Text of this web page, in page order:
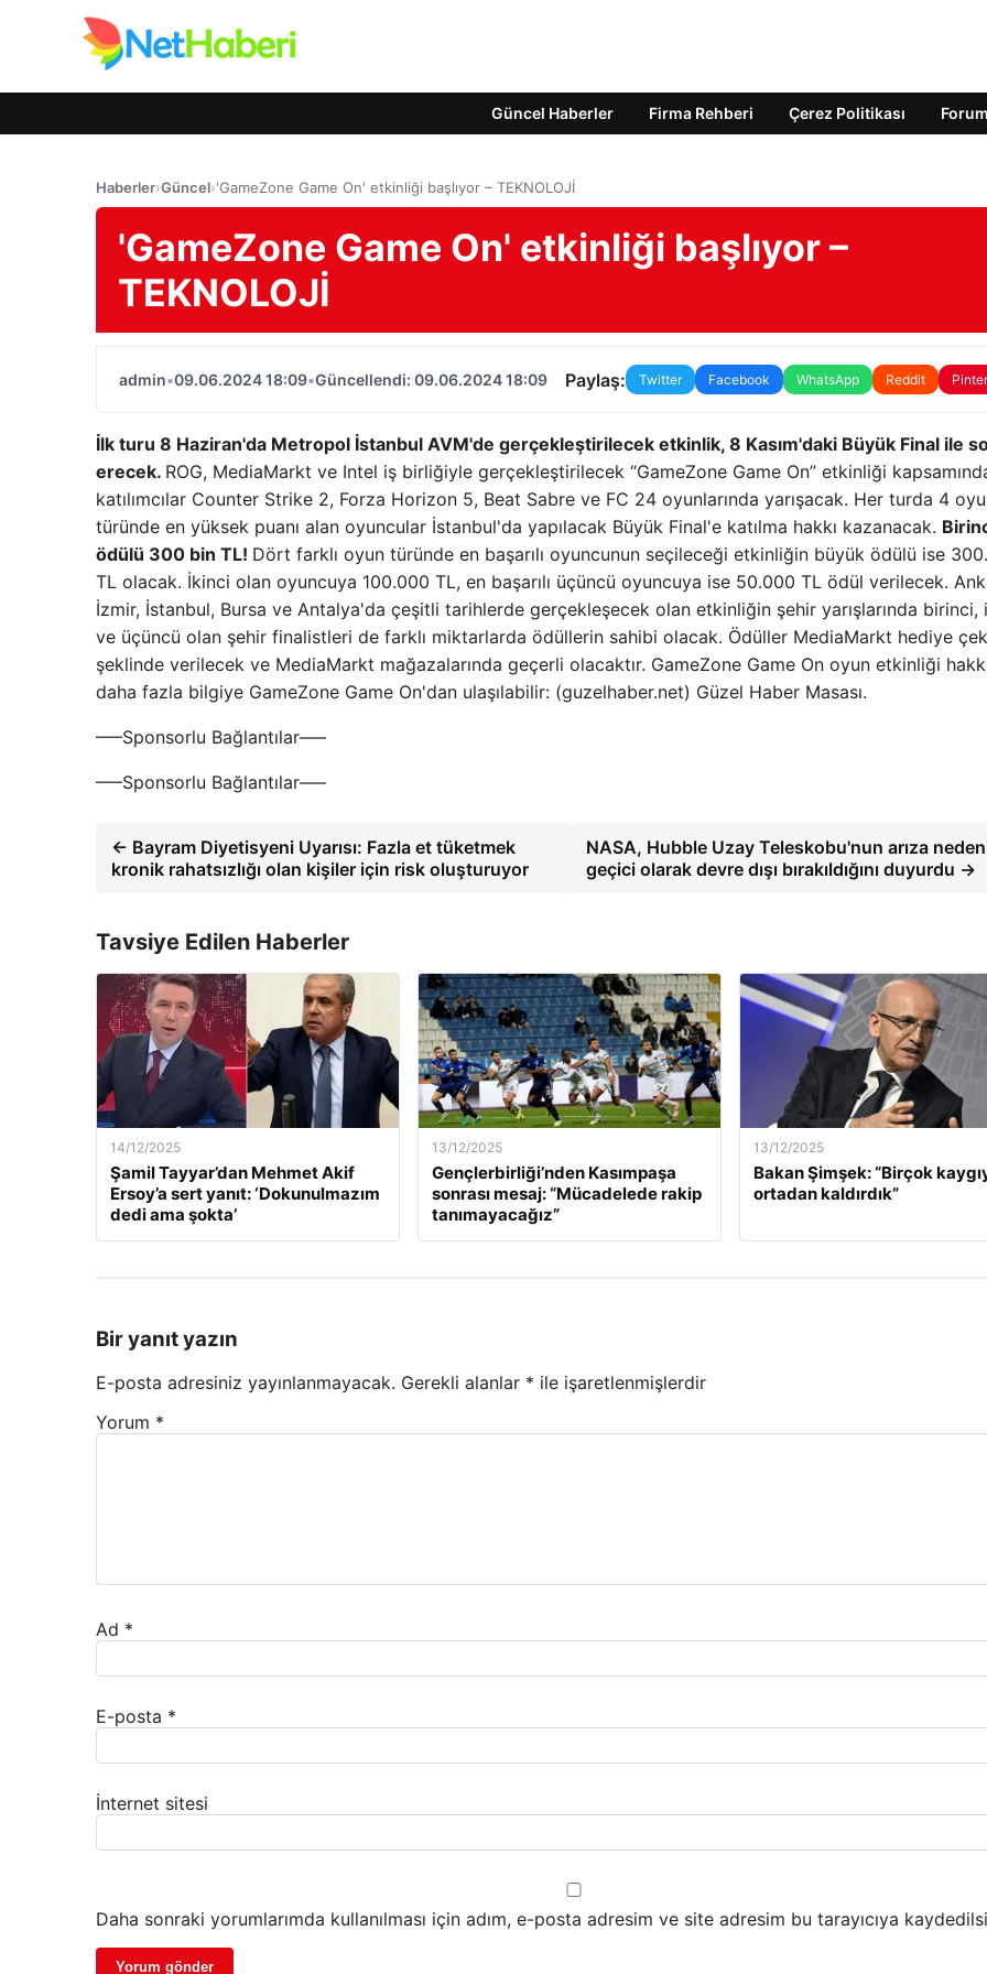
Güncel Haberler Firma Rehberi Çerez Politikası Forum
Haberler›Güncel›'GameZone Game On' etkinliği başlıyor – TEKNOLOJİ
'GameZone Game On' etkinliği başlıyor –
TEKNOLOJİ
admin•09.06.2024 18:09•Güncellendi: 09.06.2024 18:09 Paylaş: Twitter Facebook WhatsApp Reddit
İlk turu 8 Haziran'da Metropol İstanbul AVM'de gerçekleştirilecek etkinlik, 8 Kasım'daki Büyük Final ile
erecek. ROG, MediaMarkt ve Intel iş birliğiyle gerçekleştirilecek “GameZone Game On” etkinliği
katılımcılar Counter Strike 2, Forza Horizon 5, Beat Sabre ve FC 24 oyunlarında yarışacak. Her turda 4
türünde en yüksek puanı alan oyuncular İstanbul'da yapılacak Büyük Final'e katılma hakkı kazanacak.
ödülü 300 bin TL! Dört farklı oyun türünde en başarılı oyuncunun seçileceği etkinliğin büyük ödülü ise
TL olacak. İkinci olan oyuncuya 100.000 TL, en başarılı üçüncü oyuncuya ise 50.000 TL ödül verilecek.
İzmir, İstanbul, Bursa ve Antalya'da çeşitli tarihlerde gerçekleşecek olan etkinliğin şehir yarışlarında birinci,
ve üçüncü olan şehir finalistleri de farklı miktarlarda ödüllerin sahibi olacak. Ödüller MediaMarkt hediye
şeklinde verilecek ve MediaMarkt mağazalarında geçerli olacaktır. GameZone Game On oyun etkinliği
daha fazla bilgiye GameZone Game On'dan ulaşılabilir: (guzelhaber.net) Güzel Haber Masası.
—–Sponsorlu Bağlantılar—–
—–Sponsorlu Bağlantılar—–
← Bayram Diyetisyeni Uyarısı: Fazla et tüketmek
kronik rahatsızlığı olan kişiler için risk oluşturuyor
NASA, Hubble Uzay Teleskobu'nun arıza
geçici olarak devre dışı bırakıldığını duyurdu →
Tavsiye Edilen Haberler
14/12/2025
Şamil Tayyar’dan Mehmet Akif
Ersoy’a sert yanıt: ‘Dokunulmazım
dedi ama şokta’
13/12/2025
Gençlerbirliği’nden Kasımpaşa
sonrası mesaj: “Mücadelede rakip
tanımayacağız”
13/12/2025
Bakan Şimşek: “Birçok
ortadan kaldırdık”
Bir yanıt yazın
E-posta adresiniz yayınlanmayacak. Gerekli alanlar * ile işaretlenmişlerdir
Yorum *
Ad *
E-posta *
İnternet sitesi
Daha sonraki yorumlarımda kullanılması için adım, e-posta adresim ve site adresim bu tarayıcıya